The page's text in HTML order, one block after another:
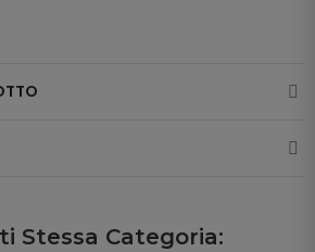
Stessa Categoria: